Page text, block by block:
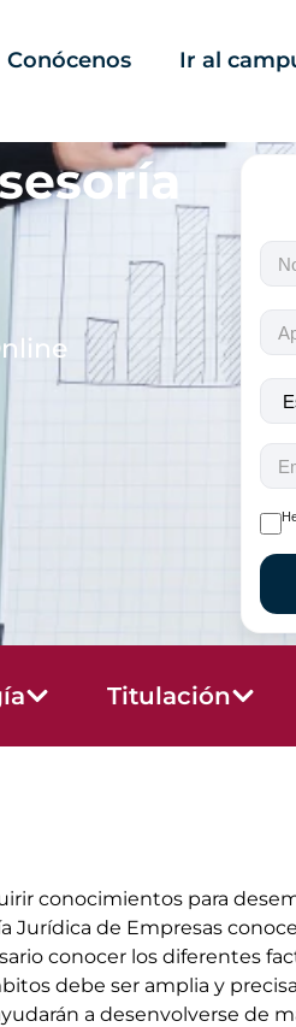
Conócenos Ir al
los
son
Titulación
conocimientos para
de Empresas
conocer los diferentes
debe ser amplia y
a desenvolverse de